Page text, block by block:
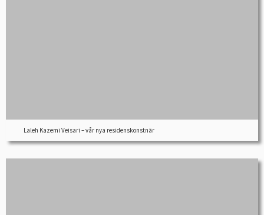
Laleh Kazemi Veisari – vår nya residenskonstnär